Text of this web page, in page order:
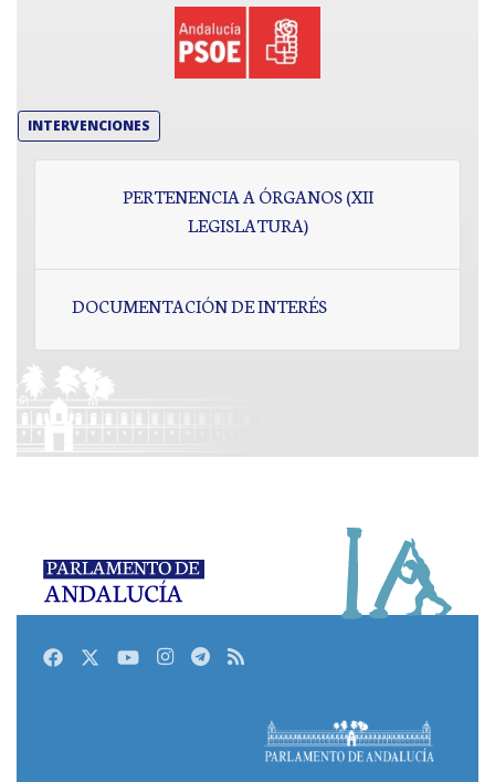
INTERVENCIONES
PERTENENCIA A ÓRGANOS (XII
LEGISLATURA)
DOCUMENTACIÓN DE INTERÉS
FacebookTwitterYoutubeInstagram
Telegram
RSS